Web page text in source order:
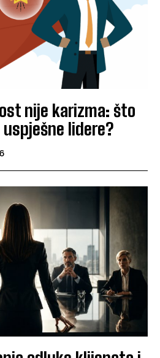
nije karizma: što
lidere?